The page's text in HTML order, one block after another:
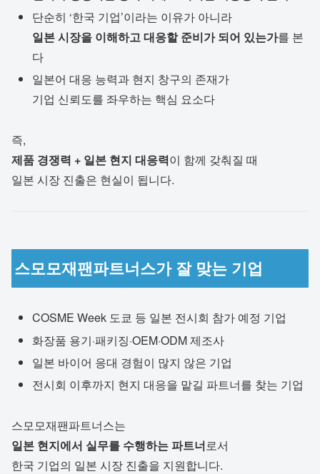
단순히 ‘한국 기업’이라는 이유가 아니라
일본 시장을 이해하고 대응할 준비가 되어 있는가를 본
다
일본어 대응 능력과 현지 창구의 존재가
기업 신뢰도를 좌우하는 핵심 요소다
즉,
제품 경쟁력 + 일본 현지 대응력이 함께 갖춰질 때
일본 시장 진출은 현실이 됩니다.
스모모재팬파트너스가 잘 맞는 기업
COSME Week 도쿄 등 일본 전시회 참가 예정 기업
화장품 용기·패키징·OEM·ODM 제조사
일본 바이어 응대 경험이 많지 않은 기업
전시회 이후까지 현지 대응을 맡길 파트너를 찾는 기업
스모모재팬파트너스는
일본 현지에서 실무를 수행하는 파트너로서
한국 기업의 일본 시장 진출을 지원합니다.